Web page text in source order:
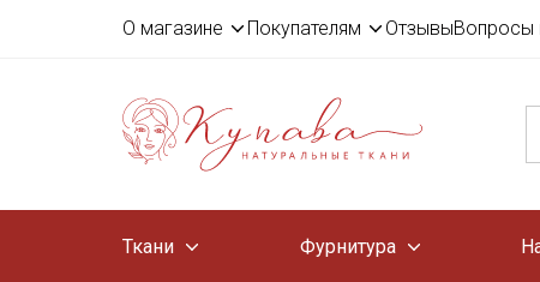
О магазине Покупателям ОтзывыВопросы
Ткани Фурнитура